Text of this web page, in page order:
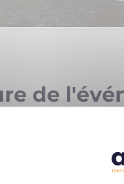
de
accueillir plus
grise est